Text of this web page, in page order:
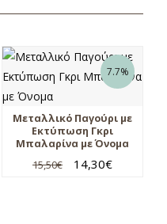
7.7%
Μεταλλικό Παγούρι με
Εκτύπωση Γκρι
Μπαλαρίνα με Όνομα
15,50€ 14,30€